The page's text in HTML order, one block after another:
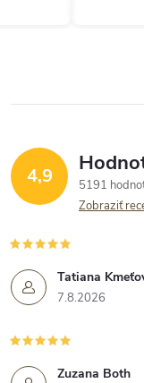
4,9
5191
Zobraziť
Tatiana
7.8.2026
Zuzana Both